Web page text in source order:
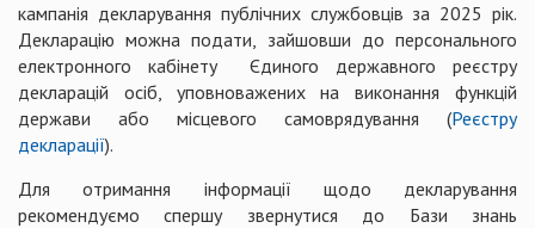
кампанія декларування публічних службовців за 2025 рік.
Декларацію можна подати, зайшовши до персонального
електронного кабінету Єдиного державного реєстру
декларацій осіб, уповноважених на виконання функцій
держави або місцевого самоврядування (Реєстру
декларації).
Для отримання інформації щодо декларування
рекомендуємо спершу звернутися до Бази знань